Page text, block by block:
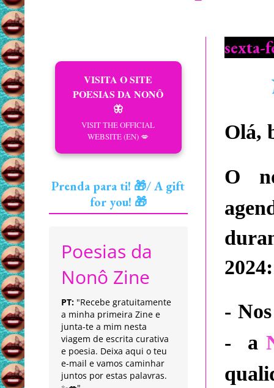
sexta-
Olá,
O
d
2024:
- N
- a
VISITA O SITE
POESIAS DA NONÔ
🦋
VISIT THE OFFICIAL
WEBSITE (EN) 💋
Prenda para ti! 🎁/ A gift
for you! 🎁
Poesias da
Nonô Zine
PT: "Recebe gratuitamente
a minha primeira Zine e
junta-te a mim nesta
viagem de escrita curativa
e poesia. Deixa aqui o teu
e-mail e vamos caminhar
juntos por estas palavras.